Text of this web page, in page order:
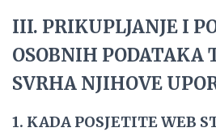
III. PRIKUPLJANJE I
OSOBNIH PODATAKA
SVRHA NJIHOVE
1. KADA POSJETITE WEB